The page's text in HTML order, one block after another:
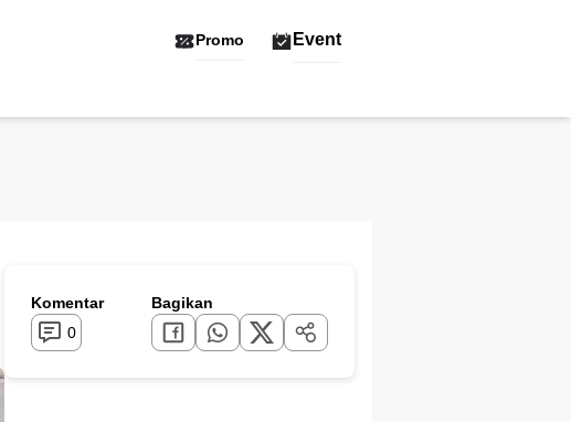
Promo Event
Komentar
0
Bagikan